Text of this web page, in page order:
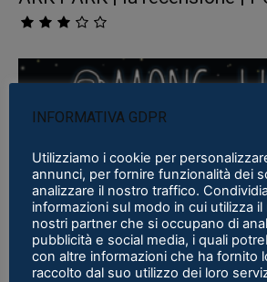
Notizie
Among Us VR, mostrato un
INFORMATIVA GDPR
Utilizziamo i cookie per
annunci, per fornire funzionalità dei
analizzare il nostro traffico.
informazioni sul modo in cui utilizza
nostri partner che si occupano di
pubblicità e social media, i quali
con altre informazioni che ha fornito
raccolto dal suo utilizzo dei loro